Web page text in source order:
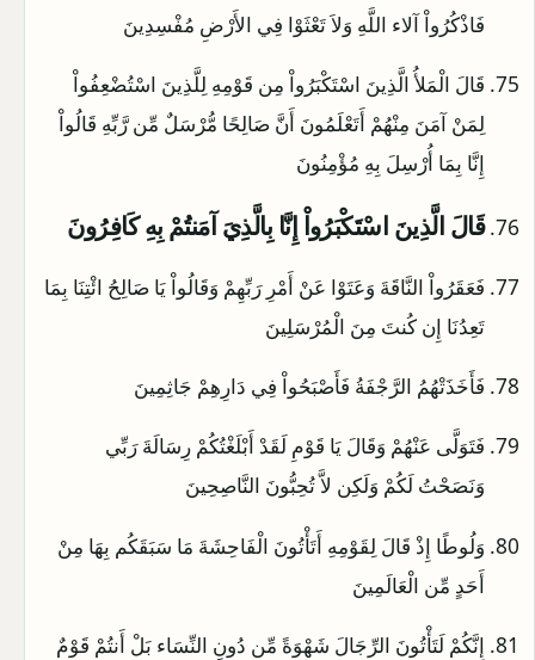
فَاذْكُرُواْ آلاء اللَّهِ وَلاَ تَعْثَوْا فِي الأَرْضِ مُفْسِدِينَ
قَالَ الْمَلأُ الَّذِينَ اسْتَكْبَرُواْ مِن قَوْمِهِ لِلَّذِينَ اسْتُضْعِفُواْ
لِمَنْ آمَنَ مِنْهُمْ أَتَعْلَمُونَ أَنَّ صَالِحًا مُّرْسَلٌ مِّن رَّبِّهِ قَالُواْ
إِنَّا بِمَا أُرْسِلَ بِهِ مُؤْمِنُونَ
قَالَ الَّذِينَ اسْتَكْبَرُواْ إِنَّا بِالَّذِيَ آمَنتُمْ بِهِ كَافِرُونَ
فَعَقَرُواْ النَّاقَةَ وَعَتَوْا عَنْ أَمْرِ رَبِّهِمْ وَقَالُواْ يَا صَالِحُ ائْتِنَا بِمَا
تَعِدُنَا إِن كُنتَ مِنَ الْمُرْسَلِينَ
فَأَخَذَتْهُمُ الرَّجْفَةُ فَأَصْبَحُواْ فِي دَارِهِمْ جَاثِمِينَ
فَتَوَلَّى عَنْهُمْ وَقَالَ يَا قَوْمِ لَقَدْ أَبْلَغْتُكُمْ رِسَالَةَ رَبِّي
وَنَصَحْتُ لَكُمْ وَلَكِن لاَّ تُحِبُّونَ النَّاصِحِينَ
وَلُوطًا إِذْ قَالَ لِقَوْمِهِ أَتَأْتُونَ الْفَاحِشَةَ مَا سَبَقَكُم بِهَا مِنْ
أَحَدٍ مِّن الْعَالَمِينَ
إِنَّكُمْ لَتَأْتُونَ الرِّجَالَ شَهْوَةً مِّن دُونِ النِّسَاء بَلْ أَنتُمْ قَوْمٌ